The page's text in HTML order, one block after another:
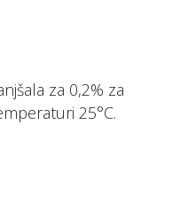
za 0,2% za
25°C.